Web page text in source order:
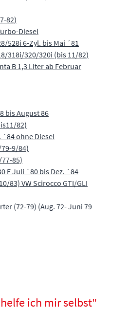
82)
Diesel
528i 6-Zyl. bis Mai ´81
318i/320/320i (bis 11/82)
B 1,3 Liter ab Februar
bis August 86
82)
´84 ohne Diesel
9/84)
85)
E Juli ´80 bis Dez. ´84
83) VW Scirocco GTI/GLI
(72-79) (Aug. 72- Juni 79
ich mir selbst"